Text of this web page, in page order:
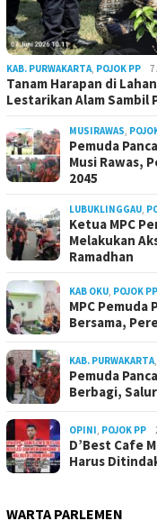
KAB. PURWAKARTA POJOK PP 7
Tanam Harapan di
Lestarikan Alam Sambil
MUSIRAWAS
Pemuda
Musi Rawas,
2045
LUBUKLINGGAU
Ketua MPC
Melakukan
Ramadhan
KAB OKU POJOK PP
MPC Pemuda
Bersama,
KAB. PURWAKARTA
Pemuda
Berbagi,
OPINI POJOK PP
D’Best Cafe
Harus
WARTA PARLEMEN